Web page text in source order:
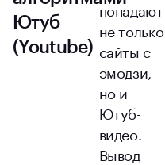
Ютуб
(Youtube)
попадают
не только
сайты с
эмодзи,
но и
Ютуб-
видео.
Вывод